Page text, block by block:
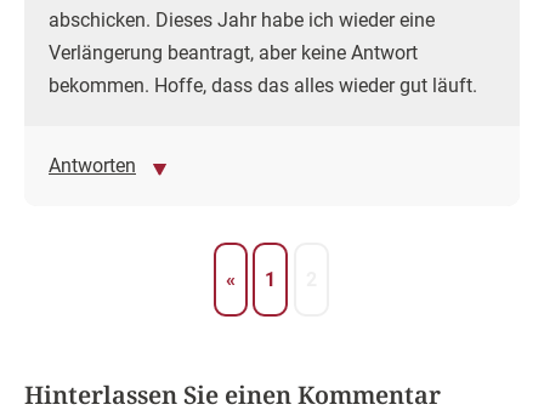
abschicken. Dieses Jahr habe ich wieder eine
Verlängerung beantragt, aber keine Antwort
bekommen. Hoffe, dass das alles wieder gut läuft.
Antworten
« 1
Hinterlassen Sie einen Kommentar